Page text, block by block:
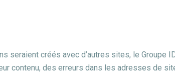
seraient créés avec d’autres sites, le Groupe
contenu, des erreurs dans les adresses de